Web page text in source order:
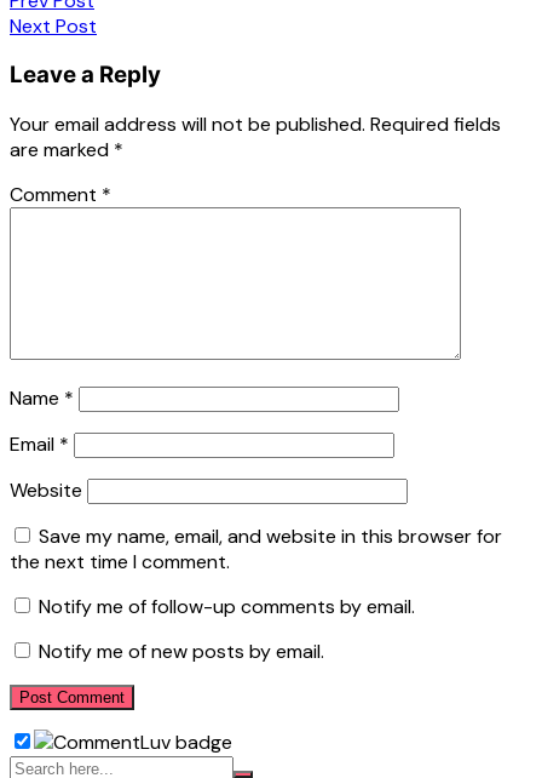
Next Post
Leave a Reply
Your email address will not be published. Required fields
are marked *
Comment *
Name *
Email *
Website
Save my name, email, and website in this browser for
the next time I comment.
Notify me of follow-up comments by email.
Notify me of new posts by email.